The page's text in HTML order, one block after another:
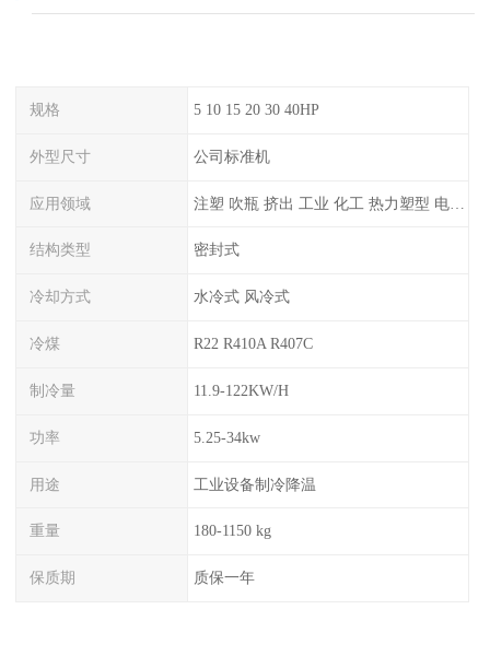
规格 5 10 15 20 30 40HP
外型尺寸 公司标准机
应用领域 注塑 吹瓶 挤出 工业 化工 热力塑型 电镀等
结构类型 密封式
冷却方式 水冷式 风冷式
冷煤 R22 R410A R407C
制冷量 11.9-122KW/H
功率 5.25-34kw
用途 工业设备制冷降温
重量 180-1150 kg
保质期 质保一年